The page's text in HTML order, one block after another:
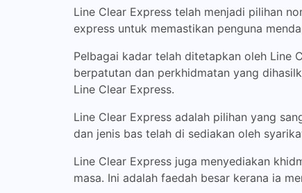
Line Clear Express telah menjadi pilihan
express untuk memastikan penguna
Pelbagai kadar telah ditetapkan oleh Line
berpatutan dan perkhidmatan yang
Line Clear Express.
Line Clear Express adalah pilihan yang
dan jenis bas telah di sediakan oleh
Line Clear Express juga menyediakan
masa. Ini adalah faedah besar kerana ia